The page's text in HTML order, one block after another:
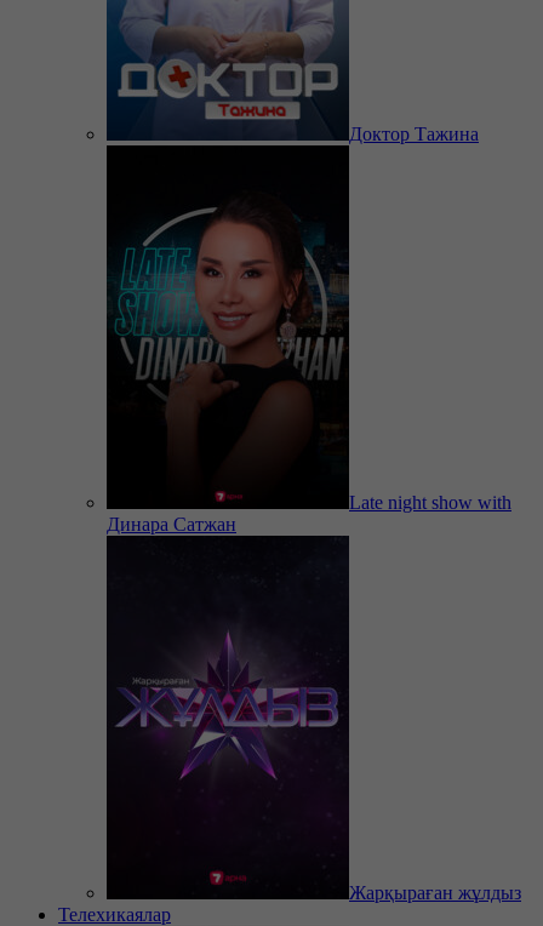
Доктор Тажина
Late night show with
Динара Сатжан
Жарқыраған жұлдыз
Телехикаялар